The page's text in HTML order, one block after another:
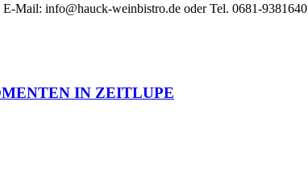
Mail: info@hauck-weinbistro.de oder Tel. 0681-9381640
IN ZEITLUPE